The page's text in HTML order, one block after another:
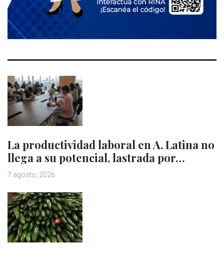
La productividad laboral en A. Latina no
llega a su potencial, lastrada por…
7 agosto, 2026